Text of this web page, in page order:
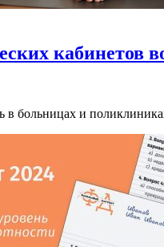
кабинетов
больницах и